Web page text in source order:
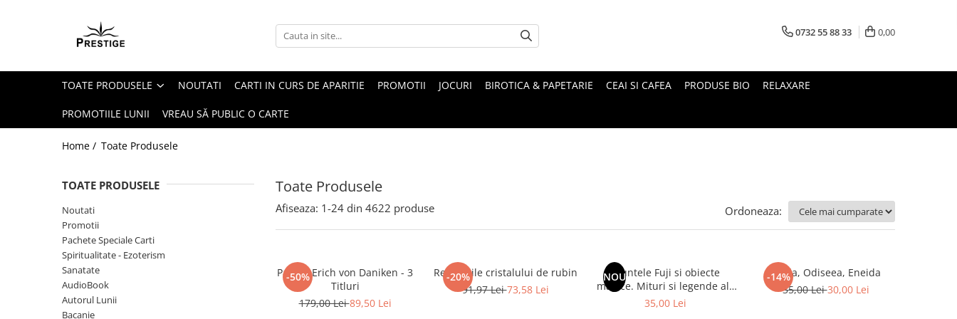
Toate Produsele
Pachete Speciale Carti
Spiritualitate - Ezoterism
AngelConnection
Chiromantie
Dezvoltare Spirituala
KidConnection
Minte Corp
New Illuminati Files
0732 55 88 33 0,00
TOATE PRODUSELE NOUTATI CARTI IN CURS DE APARITIE PROMOTII JOCURI BIROTICA & PAPETARIE CEAI SI CAFEA PRODUSE BIO RELAXARE
PROMOTIILE LUNII VREAU SĂ PUBLIC O CARTE
Home / Toate Produsele
Toate Produsele
TOATE PRODUSELE
Noutati
Promotii
Pachete Speciale Carti
Spiritualitate - Ezoterism
Sanatate
AudioBook
Autorul Lunii
Bacanie
Afiseaza: 1-24 din 4622 produse Ordoneaza:
-50%
Pachet Erich von Daniken - 3
Titluri
179,00 Lei89,50 Lei
-20%
Revelatiile cristalului de rubin
91,97 Lei73,58 Lei
NOU
Muntele Fuji si obiecte
magice. Mituri si legende ale
Japoniei
35,00 Lei
-14%
Iliada, Odiseea, Eneida
35,00 Lei30,00 Lei